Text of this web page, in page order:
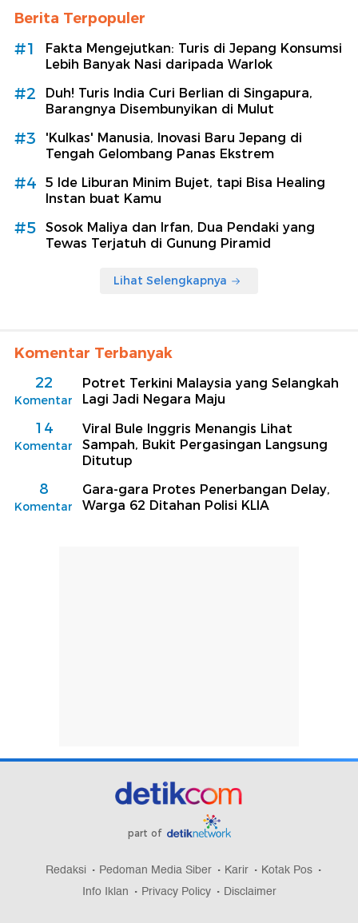
Berita Terpopuler
#1
Fakta Mengejutkan: Turis di Jepang Konsumsi
Lebih Banyak Nasi daripada Warlok
#2
Duh! Turis India Curi Berlian di Singapura,
Barangnya Disembunyikan di Mulut
#3
'Kulkas' Manusia, Inovasi Baru Jepang di
Tengah Gelombang Panas Ekstrem
#4
5 Ide Liburan Minim Bujet, tapi Bisa Healing
Instan buat Kamu
#5
Sosok Maliya dan Irfan, Dua Pendaki yang
Tewas Terjatuh di Gunung Piramid
Lihat Selengkapnya
Komentar Terbanyak
22
Komentar
Potret Terkini Malaysia yang Selangkah
Lagi Jadi Negara Maju
14
Komentar
Viral Bule Inggris Menangis Lihat
Sampah, Bukit Pergasingan Langsung
Ditutup
8
Komentar
Gara-gara Protes Penerbangan Delay,
Warga 62 Ditahan Polisi KLIA
part of
Redaksi Pedoman Media Siber Karir
Kotak Pos
Info Iklan
Privacy Policy Disclaimer